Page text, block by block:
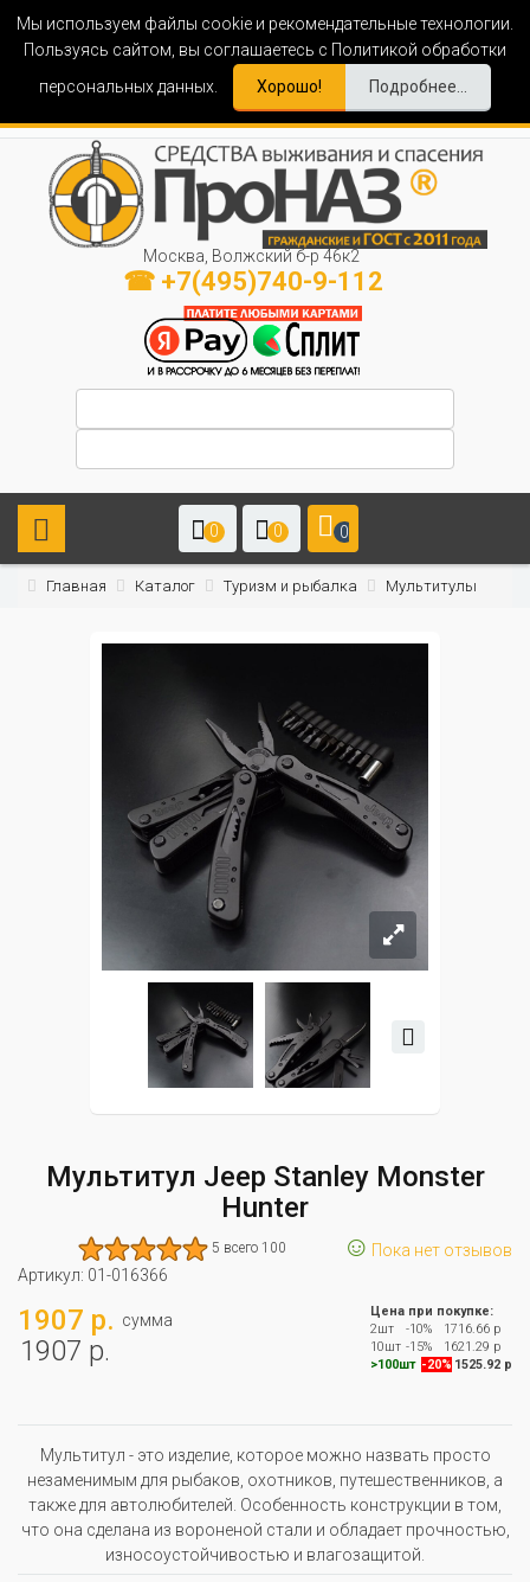
Мы используем файлы cookie и рекомендательные технологии.
Пользуясь сайтом, вы соглашаетесь с Политикой обработки
персональных данных.
Хорошо! Подробнее...
Москва, Волжский б-р 46к2
☎ +7(495)740-9-112
0 0 0
Главная Каталог Туризм и рыбалка Мультитулы
Мультитул Jeep Stanley Monster
Hunter
5 всего 100 ☺ Пока нет отзывов
Артикул: 01-016366
1907 р. сумма
1907 р.
Цена при покупке:
2шт
-10%
1716.66 р
10шт -15%
1621.29 р
>100шт -20% 1525.92 р
Мультитул - это изделие, которое можно назвать просто
незаменимым для рыбаков, охотников, путешественников, а
также для автолюбителей. Особенность конструкции в том,
что она сделана из вороненой стали и обладает прочностью,
износоустойчивостью и влагозащитой.